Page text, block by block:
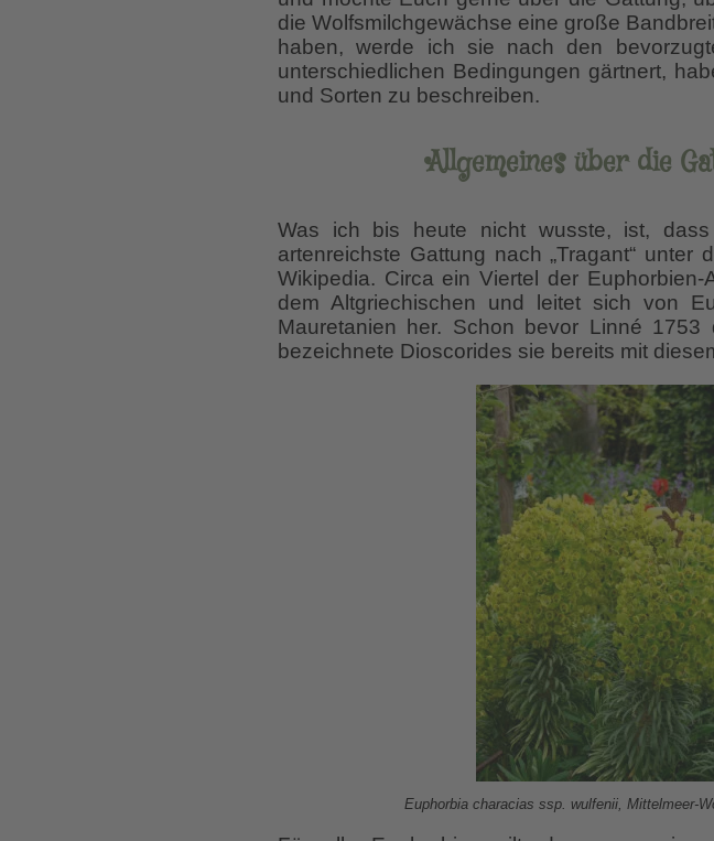
die Wolfsmilchgewächse eine große
haben, werde ich sie nach den
unterschiedlichen Bedingungen gärtnert,
und Sorten zu beschreiben.
Allgemeines über die
Was ich bis heute nicht wusste, ist,
artenreichste Gattung nach „Tragant“
Wikipedia. Circa ein Viertel der
dem Altgriechischen und leitet sich von
Mauretanien her. Schon bevor Linné
bezeichnete Dioscorides sie bereits mit
Euphorbia characias ssp. wulfenii, Mittelmeer-